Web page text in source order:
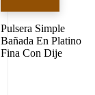
Pulsera Simple
Bañada En Platino
Fina Con Dije